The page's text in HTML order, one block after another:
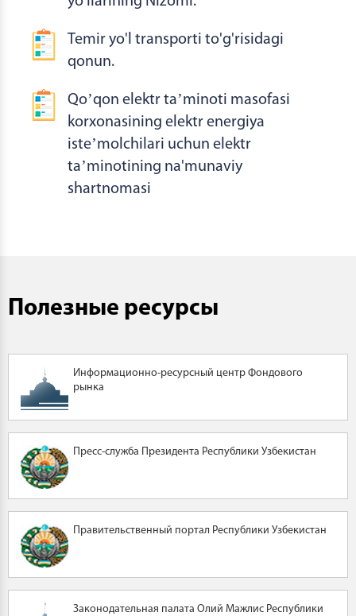
Temir yo'l transporti to'g'risidagi
qonun.
Qoʼqon elektr taʼminoti masofasi
korxonasining elektr energiya
isteʼmolchilari uchun elektr
taʼminotining na'munaviy
shartnomasi
Полезные ресурсы
Информационно-ресурсный центр Фондового
рынка
Пресс-служба Президента Республики Узбекистан
Правительственный портал Республики Узбекистан
Законодательная палата Олий Мажлис Республики